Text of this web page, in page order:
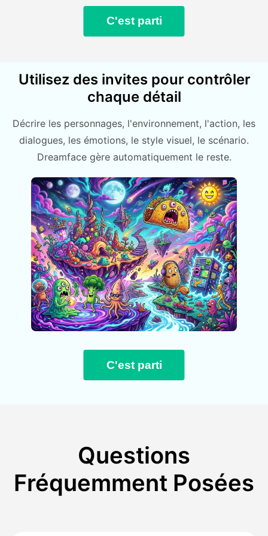
C'est parti
Utilisez des invites pour contrôler
chaque détail
Décrire les personnages, l'environnement, l'action, les
dialogues, les émotions, le style visuel, le scénario.
Dreamface gère automatiquement le reste.
C'est parti
Questions
Fréquemment Posées